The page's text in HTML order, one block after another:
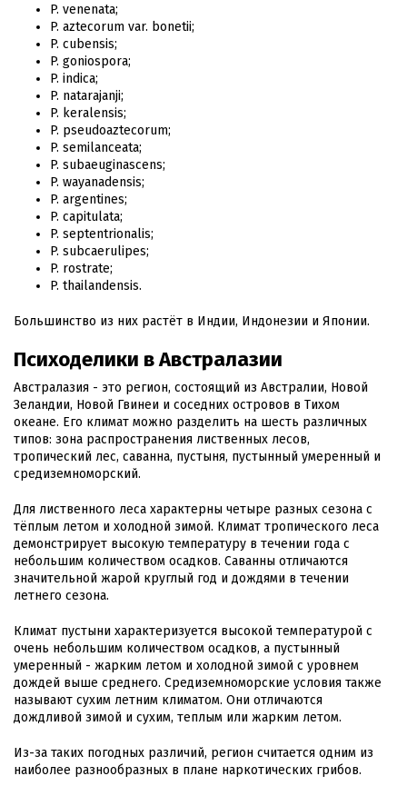
P. venenata;
P. aztecorum var. bonetii;
P. cubensis;
P. goniospora;
P. indica;
P. natarajanji;
P. keralensis;
P. pseudoaztecorum;
P. semilanceata;
P. subaeuginascens;
P. wayanadensis;
P. argentines;
P. capitulata;
P. septentrionalis;
P. subcaerulipes;
P. rostrate;
P. thailandensis.
Большинство из них растёт в Индии, Индонезии и Японии.
Психоделики в Австралазии
Австралазия - это регион, состоящий из Австралии, Новой
Зеландии, Новой Гвинеи и соседних островов в Тихом
океане. Его климат можно разделить на шесть различных
типов: зона распространения лиственных лесов,
тропический лес, саванна, пустыня, пустынный умеренный и
средиземноморский.
Для лиственного леса характерны четыре разных сезона с
тёплым летом и холодной зимой. Климат тропического леса
демонстрирует высокую температуру в течении года с
небольшим количеством осадков. Саванны отличаются
значительной жарой круглый год и дождями в течении
летнего сезона.
Климат пустыни характеризуется высокой температурой с
очень небольшим количеством осадков, а пустынный
умеренный - жарким летом и холодной зимой с уровнем
дождей выше среднего. Средиземноморские условия также
называют сухим летним климатом. Они отличаются
дождливой зимой и сухим, теплым или жарким летом.
Из-за таких погодных различий, регион считается одним из
наиболее разнообразных в плане наркотических грибов.